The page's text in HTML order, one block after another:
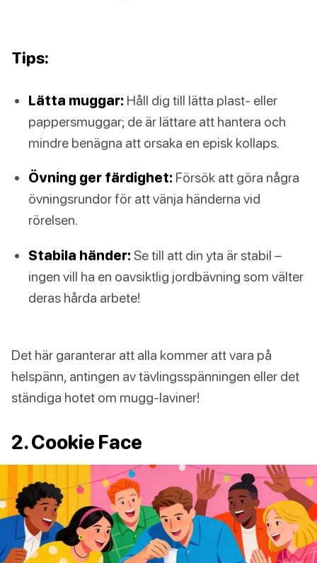
Tips:
Lätta muggar: Håll dig till lätta plast- eller
pappersmuggar; de är lättare att hantera och
mindre benägna att orsaka en episk kollaps.
Övning ger färdighet: Försök att göra några
övningsrundor för att vänja händerna vid
rörelsen.
Stabila händer: Se till att din yta är stabil –
ingen vill ha en oavsiktlig jordbävning som välter
deras hårda arbete!
Det här garanterar att alla kommer att vara på
helspänn, antingen av tävlingsspänningen eller det
ständiga hotet om mugg-laviner!
2. Cookie Face